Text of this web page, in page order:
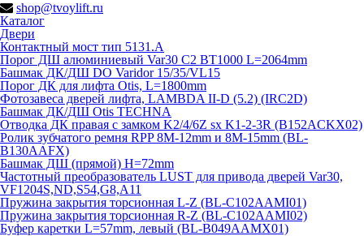
shop@tvoylift.ru
Каталог
Двери
Контактный мост тип 5131.A
Порог ДШ алюминиевый Var30 C2 BT1000 L=2064mm
Башмак ДК/ДШ DO Varidor 15/35/VL15
Порог ДК для лифта Otis, L=1800mm
Фотозавеса дверей лифта, LAMBDA II-D (5.2) (IRC2D)
Башмак ДК/ДШ Otis TECHNA
Отводка ДК правая с замком K2/4/6Z sx K1-2-3R (B152ACKX02)
Ролик зубчатого ремня RPP 8M-12mm и 8M-15mm (BL-
B130AAFX)
Башмак ДШ (прямой) H=72mm
Частотный преобразователь LUST для привода дверей Var30,
VF1204S,ND,S54,G8,A11
Пружина закрытия торсионная L-Z (BL-C102AAMI01)
Пружина закрытия торсионная R-Z (BL-C102AAMI02)
Буфер каретки L=57mm, левый (BL-B049AAMX01)